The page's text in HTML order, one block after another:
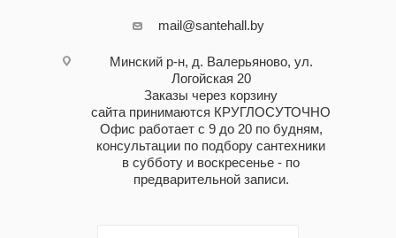
mail@santehall.by
Минский р-н, д. Валерьяново, ул.
Логойская 20
Заказы через корзину
сайта принимаются КРУГЛОСУТОЧНО
Офис работает с 9 до 20 по будням,
консультации по подбору сантехники
в субботу и воскресенье - по
предварительной записи.